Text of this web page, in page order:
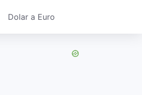
Dolar a Euro